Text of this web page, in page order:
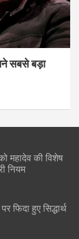
सबसे बड़ा
महादेव की विशेष
नियम
फिदा हुए सिद्धार्थ